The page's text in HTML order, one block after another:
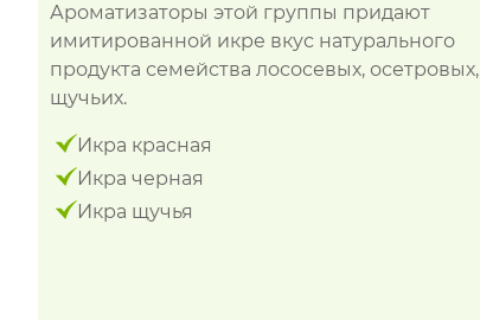
Ароматизаторы этой группы придают
имитированной икре вкус натурального
продукта семейства лососевых, осетровых,
щучьих.
Икра красная
Икра черная
Икра щучья